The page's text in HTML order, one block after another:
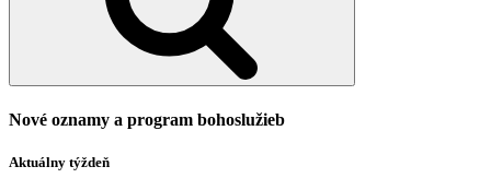
Nové oznamy a program bohoslužieb
Aktuálny týždeň